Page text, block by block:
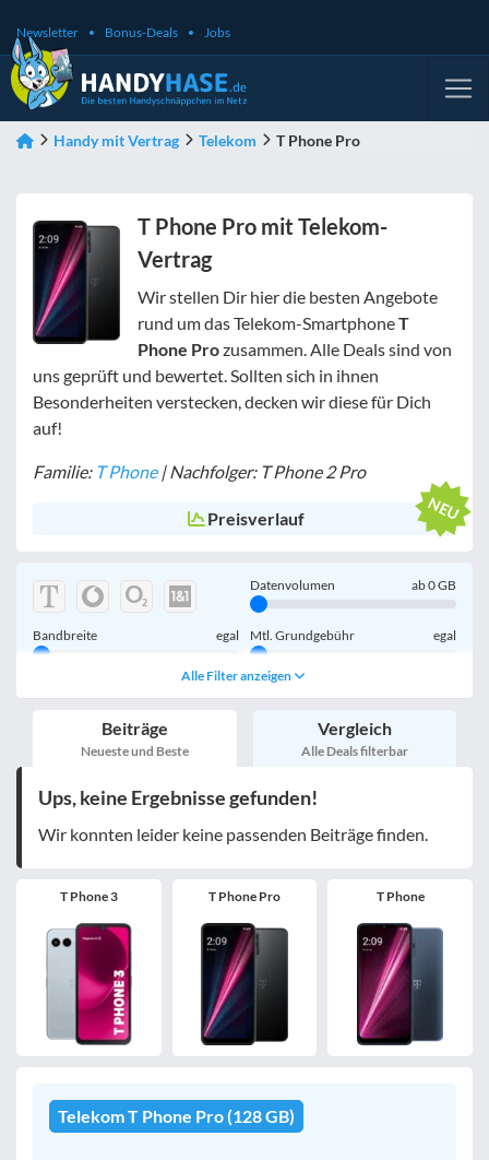
Newsletter Bonus-Deals Jobs
Handy mit Vertrag Telekom T Phone Pro
T Phone Pro mit Telekom-
Vertrag
Wir stellen Dir hier die besten Angebote
rund um das Telekom-SmartphoneT
Phone Prozusammen. Alle Deals sind von
uns geprüft und bewertet. Sollten sich in ihnen
Besonderheiten verstecken, decken wir diese für Dich
auf!
Familie: T Phone| Nachfolger: T Phone 2 Pro
Preisverlauf
Datenvolumen ab0GB
Bandbreite egal Mtl. Grundgebühr egal
egal
inkl. Young-Tarife
nur 5G-Tarife inkl. Kombi-Tarife
Filter zurücksetzen
Alle Filter anzeigen
Beiträge
Neueste und Beste
Vergleich
Alle Deals filterbar
Ups, keine Ergebnisse gefunden!
Wir konnten leider keine passenden Beiträge finden.
T Phone 3 T Phone Pro T Phone
Telekom T Phone Pro (128 GB)